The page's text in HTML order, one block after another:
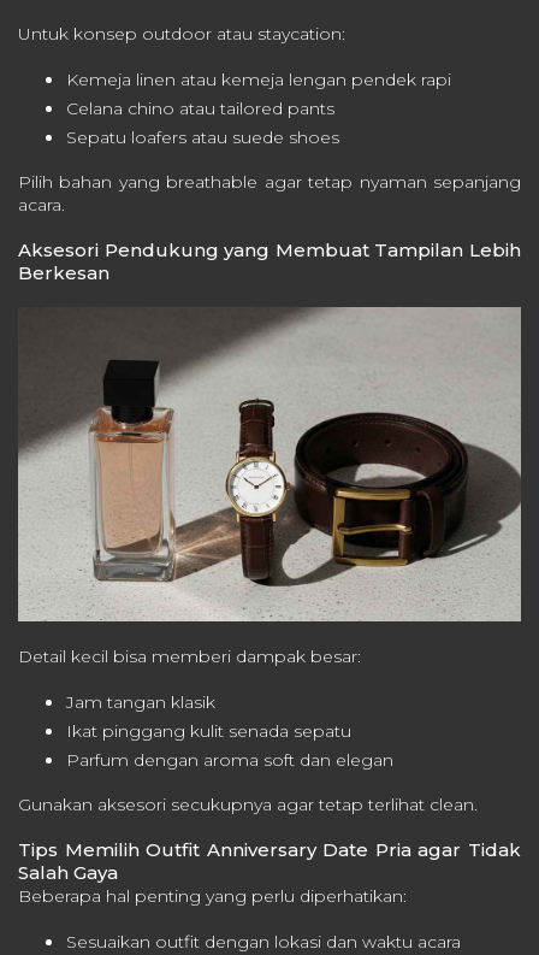
Untuk konsep outdoor atau staycation:
Kemeja linen atau kemeja lengan pendek rapi
Celana chino atau tailored pants
Sepatu loafers atau suede shoes
Pilih bahan yang breathable agar tetap nyaman sepanjang
acara.
Aksesori Pendukung yang Membuat Tampilan Lebih
Berkesan
Detail kecil bisa memberi dampak besar:
Jam tangan klasik
Ikat pinggang kulit senada sepatu
Parfum dengan aroma soft dan elegan
Gunakan aksesori secukupnya agar tetap terlihat clean.
Tips Memilih Outfit Anniversary Date Pria agar Tidak
Salah Gaya
Beberapa hal penting yang perlu diperhatikan:
Sesuaikan outfit dengan lokasi dan waktu acara